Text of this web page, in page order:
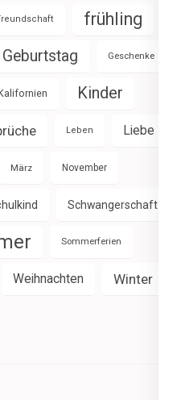
frühling
Geburtstag Geschenke
Kinder
Leben Liebe
März November
Schwangerschaft
Sommerferien
Weihnachten Winter